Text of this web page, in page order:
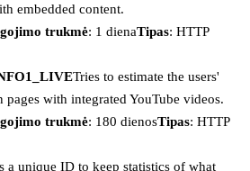
embedded content.
trukmė: 1 dienaTipas: HTTP
Tries to estimate the users'
pages with integrated YouTube videos.
trukmė: 180 dienosTipas: HTTP
a unique ID to keep statistics of what